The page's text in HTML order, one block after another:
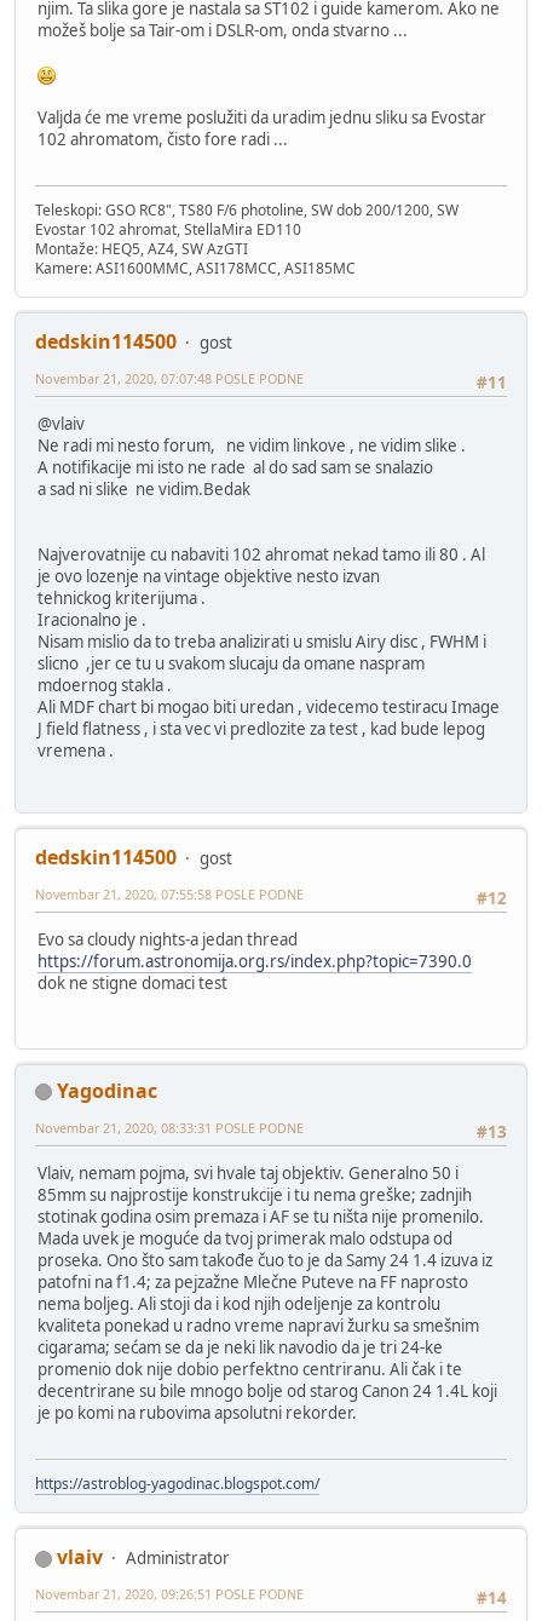
njim. Ta slika gore je nastala sa ST102 i guide kamerom. Ako ne
možeš bolje sa Tair-om i DSLR-om, onda stvarno ...
Valjda će me vreme poslužiti da uradim jednu sliku sa Evostar
102 ahromatom, čisto fore radi ...
Teleskopi: GSO RC8", TS80 F/6 photoline, SW dob 200/1200, SW
Evostar 102 ahromat, StellaMira ED110
Montaže: HEQ5, AZ4, SW AzGTI
Kamere: ASI1600MMC, ASI178MCC, ASI185MC
dedskin114500
gost
#11
Novembar 21, 2020, 07:07:48 POSLE PODNE
@vlaiv
Ne radi mi nesto forum, ne vidim linkove , ne vidim slike .
A notifikacije mi isto ne rade al do sad sam se snalazio
a sad ni slike ne vidim.Bedak
Najverovatnije cu nabaviti 102 ahromat nekad tamo ili 80 . Al
je ovo lozenje na vintage objektive nesto izvan
tehnickog kriterijuma .
Iracionalno je .
Nisam mislio da to treba analizirati u smislu Airy disc , FWHM i
slicno ,jer ce tu u svakom slucaju da omane naspram
mdoernog stakla .
Ali MDF chart bi mogao biti uredan , videcemo testiracu Image
J field flatness , i sta vec vi predlozite za test , kad bude lepog
vremena .
dedskin114500
gost
#12
Novembar 21, 2020, 07:55:58 POSLE PODNE
Evo sa cloudy nights-a jedan thread
https://forum.astronomija.org.rs/index.php?topic=7390.0
dok ne stigne domaci test
Yagodinac
#13
Novembar 21, 2020, 08:33:31 POSLE PODNE
Vlaiv, nemam pojma, svi hvale taj objektiv. Generalno 50 i
85mm su najprostije konstrukcije i tu nema greške; zadnjih
stotinak godina osim premaza i AF se tu ništa nije promenilo.
Mada uvek je moguće da tvoj primerak malo odstupa od
proseka. Ono što sam takođe čuo to je da Samy 24 1.4 izuva iz
patofni na f1.4; za pejzažne Mlečne Puteve na FF naprosto
nema boljeg. Ali stoji da i kod njih odeljenje za kontrolu
kvaliteta ponekad u radno vreme napravi žurku sa smešnim
cigarama; sećam se da je neki lik navodio da je tri 24-ke
promenio dok nije dobio perfektno centriranu. Ali čak i te
decentrirane su bile mnogo bolje od starog Canon 24 1.4L koji
je po komi na rubovima apsolutni rekorder.
https://astroblog-yagodinac.blogspot.com/
vlaiv
Administrator
#14
Novembar 21, 2020, 09:26:51 POSLE PODNE